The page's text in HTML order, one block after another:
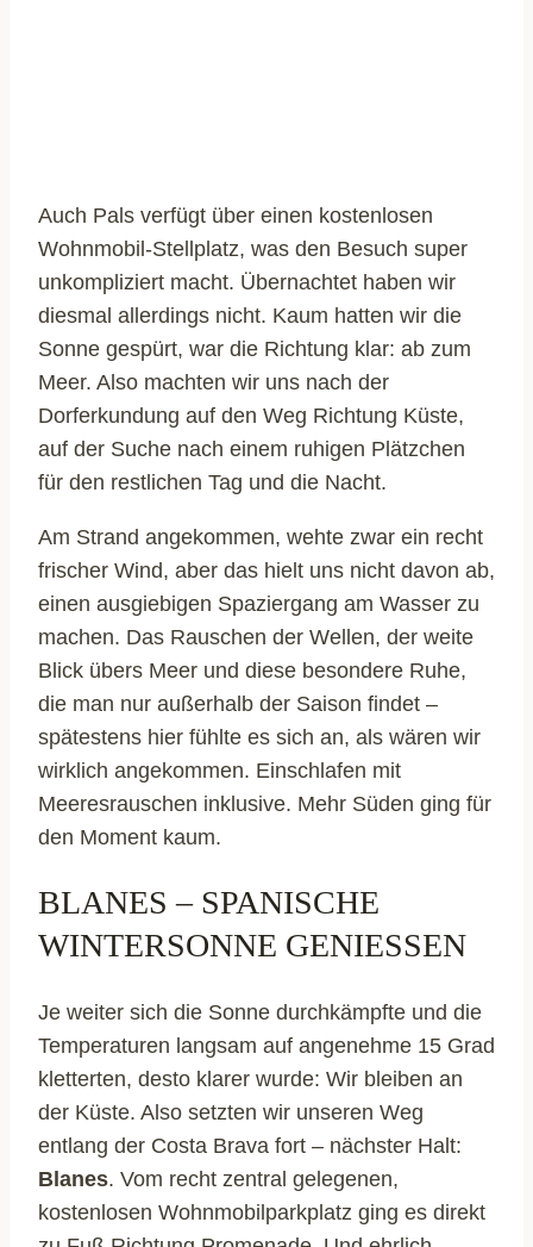
Auch Pals verfügt über einen kostenlosen
Wohnmobil-Stellplatz, was den Besuch super
unkompliziert macht. Übernachtet haben wir
diesmal allerdings nicht. Kaum hatten wir die
Sonne gespürt, war die Richtung klar: ab zum
Meer. Also machten wir uns nach der
Dorferkundung auf den Weg Richtung Küste,
auf der Suche nach einem ruhigen Plätzchen
für den restlichen Tag und die Nacht.
Am Strand angekommen, wehte zwar ein recht
frischer Wind, aber das hielt uns nicht davon ab,
einen ausgiebigen Spaziergang am Wasser zu
machen. Das Rauschen der Wellen, der weite
Blick übers Meer und diese besondere Ruhe,
die man nur außerhalb der Saison findet –
spätestens hier fühlte es sich an, als wären wir
wirklich angekommen. Einschlafen mit
Meeresrauschen inklusive. Mehr Süden ging für
den Moment kaum.
BLANES – SPANISCHE
WINTERSONNE GENIESSEN
Je weiter sich die Sonne durchkämpfte und die
Temperaturen langsam auf angenehme 15 Grad
kletterten, desto klarer wurde: Wir bleiben an
der Küste. Also setzten wir unseren Weg
entlang der Costa Brava fort – nächster Halt:
Blanes. Vom recht zentral gelegenen,
kostenlosen Wohnmobilparkplatz ging es direkt